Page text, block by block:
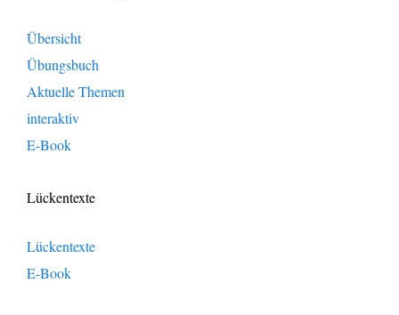
Übersicht
Übungsbuch
Aktuelle Themen
interaktiv
E-Book
Lückentexte
Lückentexte
E-Book